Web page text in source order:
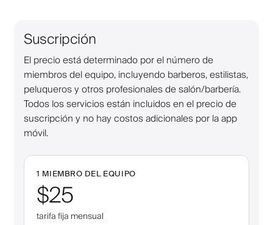
Suscripción
El precio está determinado por el número de
miembros del equipo, incluyendo barberos, estilistas,
peluqueros y otros profesionales de salón/barbería.
Todos los servicios están incluidos en el precio de
suscripción y no hay costos adicionales por la app
móvil.
1 MIEMBRO DEL EQUIPO
$25
tarifa fija mensual